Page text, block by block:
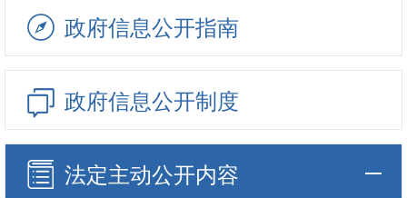
政府信息公开指南
政府信息公开制度
法定主动公开内容